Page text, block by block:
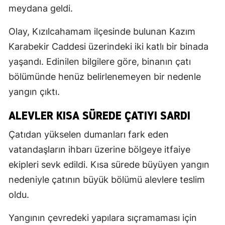
meydana geldi.
Olay, Kızılcahamam ilçesinde bulunan Kazım
Karabekir Caddesi üzerindeki iki katlı bir binada
yaşandı. Edinilen bilgilere göre, binanın çatı
bölümünde henüz belirlenemeyen bir nedenle
yangın çıktı.
ALEVLER KISA SÜREDE ÇATIYI SARDI
Çatıdan yükselen dumanları fark eden
vatandaşların ihbarı üzerine bölgeye itfaiye
ekipleri sevk edildi. Kısa sürede büyüyen yangın
nedeniyle çatının büyük bölümü alevlere teslim
oldu.
Yangının çevredeki yapılara sıçramaması için